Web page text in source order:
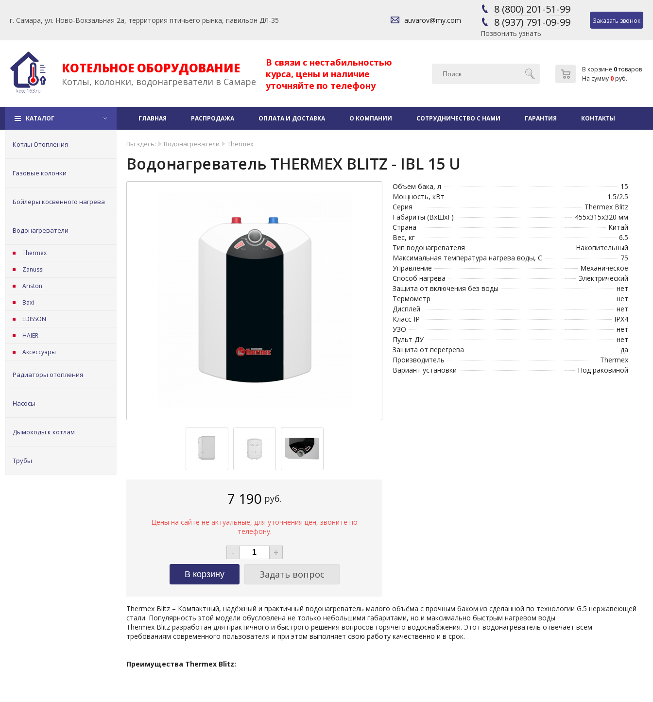
г. Самара, ул. Ново-Вокзальная 2а, территория птичьего рынка, павильон ДЛ-35 auvarov@my.com
8 (800) 201-51-99
8 (937) 791-09-99
Позвонить узнать
Заказать звонок
КОТЕЛЬНОЕ ОБОРУДОВАНИЕ
Котлы, колонки, водонагреватели в Самаре
В связи с нестабильностью
курса, цены и наличие
уточняйте по телефону
В корзине 0товаров
На сумму 0 руб.
КАТАЛОГ ГЛАВНАЯ РАСПРОДАЖА ОПЛАТА И ДОСТАВКА О КОМПАНИИ СОТРУДНИЧЕСТВО С НАМИ ГАРАНТИЯ КОНТАКТЫ
Котлы Отопления
Газовые колонки
Бойлеры косвенного нагрева
Водонагреватели
Thermex
Zanussi
Ariston
Baxi
EDISSON
HAIER
Аксессуары
Радиаторы отопления
Насосы
Дымоходы к котлам
Трубы
Вы здесь: Водонагреватели Thermex
Водонагреватель THERMEX BLITZ - IBL 15 U
7 190 руб.
-
+
Задать вопрос
Объем бака, л
15
Мощность, кВт
1.5/2.5
Серия
Thermex Blitz
Габариты (ВхШхГ)
455x315x320 мм
Страна
Китай
Вес, кг
6.5
Тип водонагревателя
Накопительный
Максимальная температура нагрева воды, С
75
Управление
Механическое
Способ нагрева
Электрический
Защита от включения без воды
нет
Термометр
нет
Дисплей
нет
Класс IP
IPX4
УЗО
нет
Пульт ДУ
нет
Защита от перегрева
да
Производитель
Thermex
Вариант установки
Под раковиной
Thermex Blitz – Компактный, надёжный и практичный водонагреватель малого объёма с прочным баком из сделанной по технологии G.5 нержавеющей
стали. Популярность этой модели обусловлена не только небольшими габаритами, но и максимально быстрым нагревом воды.
Thermex Blitz разработан для практичного и быстрого решения вопросов горячего водоснабжения. Этот водонагреватель отвечает всем
требованиям современного пользователя и при этом выполняет свою работу качественно и в срок.
Преимущества Thermex Blitz: